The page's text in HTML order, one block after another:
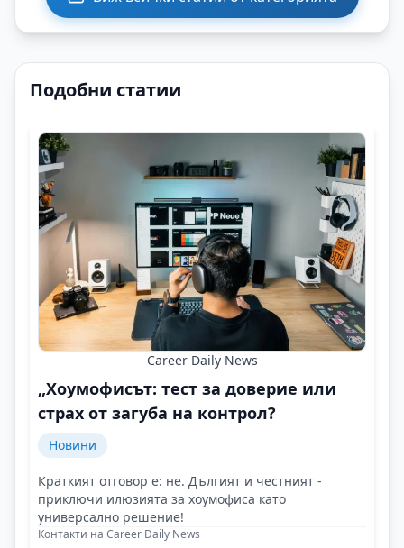
Подобни статии
Career Daily News
„Хоумофисът: тест за доверие или
страх от загуба на контрол?
Новини
Краткият отговор е: не. Дългият и честният -
приключи илюзията за хоумофиса като
универсално решение!
Контакти на Career Daily News